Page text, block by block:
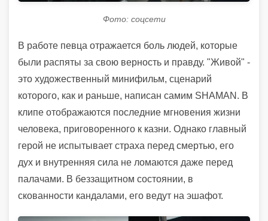
Фото: соцсети
В работе певца отражается боль людей, которые
были распяты за свою верность и правду. "Живой" -
это художественный минифильм, сценарий
которого, как и раньше, написан самим SHAMAN. В
клипе отображаются последние мгновения жизни
человека, приговоренного к казни. Однако главный
герой не испытывает страха перед смертью, его
дух и внутренняя сила не ломаются даже перед
палачами. В беззащитном состоянии, в
скованности кандалами, его ведут на эшафот.